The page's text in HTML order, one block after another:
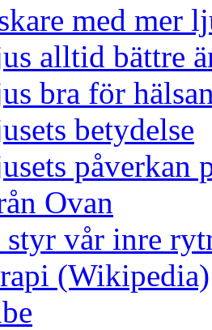
med mer
alltid bättre
bra för
betydelse
påverkan
Ovan
styr vår inre
(Wikipedia)